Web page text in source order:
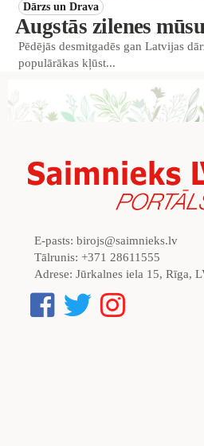
Dārzs un Drava
Augstās zilenes
Pēdējās desmitgadēs gan Latvijas
populārākas kļūst...
E-pasts: birojs@saimnieks.lv
Tālrunis: +371 28611555
Adrese: Jūrkalnes iela 15, Rīga,